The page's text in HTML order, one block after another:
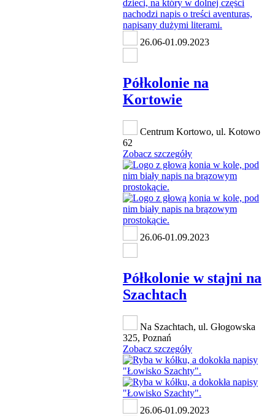
26.06-01.09.2023
Półkolonie na
Kortowie
Centrum Kortowo, ul. Kotowo
62
Zobacz szczegóły
26.06-01.09.2023
Półkolonie w stajni na
Szachtach
Na Szachtach, ul. Głogowska
325, Poznań
Zobacz szczegóły
26.06-01.09.2023